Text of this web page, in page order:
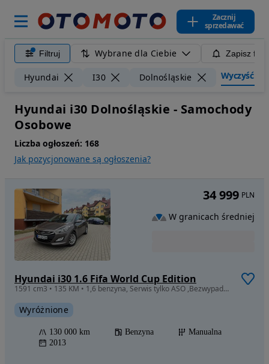
Zacznij
sprzedawać
Filtruj Wybrane dla Ciebie Zapisz
Hyundai I30 Dolnośląskie Wyczyść
Hyundai i30 Dolnośląskie - Samochody
Osobowe
Liczba ogłoszeń: 168
Jak pozycjonowane są ogłoszenia?
Hyundai i30 1.6 Fifa World Cup Edition
1591 cm3 • 135 KM • 1,6 benzyna, Serwis tylko ASO ,Bezwypadkowy! Stan Perfekcyjny!
Wyróżnione
130 000 km Benzyna
Manualna
2013
34 999 PLN
W granicach średniej